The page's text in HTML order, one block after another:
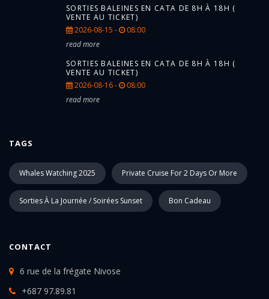
SORTIES BALEINES EN CATA DE 8H À 18H (
VENTE AU TICKET)
2026-08-15 -
08:00
read more
SORTIES BALEINES EN CATA DE 8H À 18H (
VENTE AU TICKET)
2026-08-16 -
08:00
read more
TAGS
Whales Watching 2025 Private Cruise For 2 Days Or More
Sorties À La Journée / Soirées Sunset Bon Cadeau
CONTACT
6 rue de la frégate Nivose
+687 97.89.81